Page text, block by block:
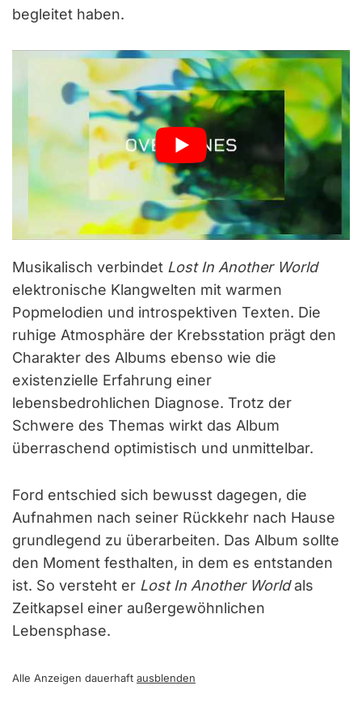
begleitet haben.
Musikalisch verbindet Lost In Another World
elektronische Klangwelten mit warmen
Popmelodien und introspektiven Texten. Die
ruhige Atmosphäre der Krebsstation prägt den
Charakter des Albums ebenso wie die
existenzielle Erfahrung einer
lebensbedrohlichen Diagnose. Trotz der
Schwere des Themas wirkt das Album
überraschend optimistisch und unmittelbar.
Ford entschied sich bewusst dagegen, die
Aufnahmen nach seiner Rückkehr nach Hause
grundlegend zu überarbeiten. Das Album sollte
den Moment festhalten, in dem es entstanden
ist. So versteht er Lost In Another Worldals
Zeitkapsel einer außergewöhnlichen
Lebensphase.
Alle Anzeigen dauerhaft ausblenden